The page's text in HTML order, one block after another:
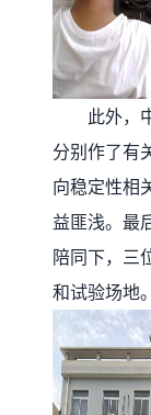
此外，中
分别作了有
向稳定性相
益匪浅。最
陪同下，三
和试验场地。